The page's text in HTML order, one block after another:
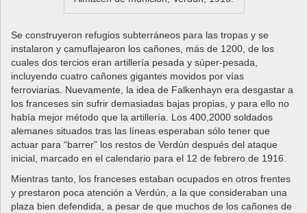
Se construyeron refugios subterráneos para las tropas y se
instalaron y camuflajearon los cañones, más de 1200, de los
cuales dos tercios eran artillería pesada y súper-pesada,
incluyendo cuatro cañones gigantes movidos por vías
ferroviarias. Nuevamente, la idea de Falkenhayn era desgastar a
los franceses sin sufrir demasiadas bajas propias, y para ello no
había mejor método que la artillería. Los 400,2000 soldados
alemanes situados tras las líneas esperaban sólo tener que
actuar para “barrer” los restos de Verdún después del ataque
inicial, marcado en el calendario para el 12 de febrero de 1916.
Mientras tanto, los franceses estaban ocupados en otros frentes
y prestaron poca atención a Verdún, a la que consideraban una
plaza bien defendida, a pesar de que muchos de los cañones de